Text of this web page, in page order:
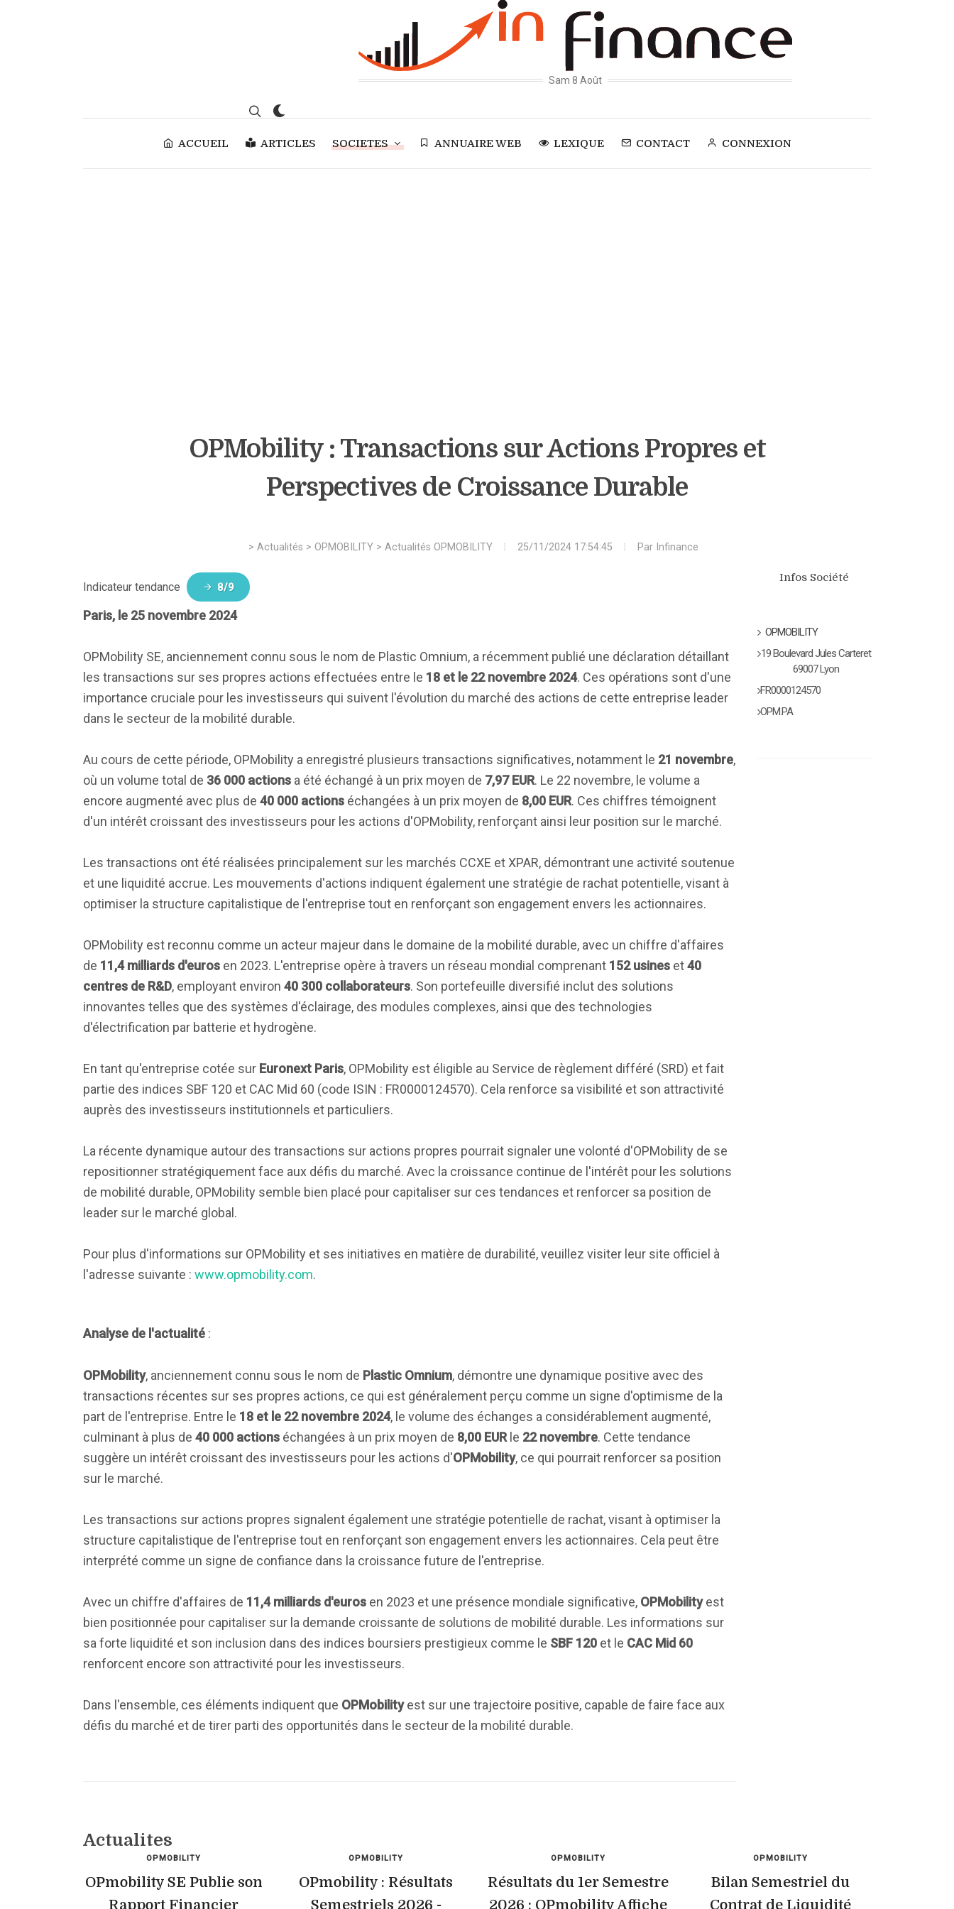
Sam 8 Août
ACCUEIL ARTICLES SOCIETES ANNUAIRE WEB LEXIQUE CONTACT CONNEXION
OPMobility : Transactions sur Actions Propres et
Perspectives de Croissance Durable
> Actualités > OPMOBILITY> Actualités OPMOBILITY 25/11/2024 17:54:45 Par Infinance
Indicateur tendance 8/9
Paris, le 25 novembre 2024
OPMobility SE, anciennement connu sous le nom de Plastic Omnium, a récemment publié une déclaration détaillant
les transactions sur ses propres actions effectuées entre le 18 et le 22 novembre 2024. Ces opérations sont d'une
importance cruciale pour les investisseurs qui suivent l'évolution du marché des actions de cette entreprise leader
dans le secteur de la mobilité durable.
Au cours de cette période, OPMobility a enregistré plusieurs transactions significatives, notamment le 21 novembre,
où un volume total de 36 000 actions a été échangé à un prix moyen de 7,97 EUR. Le 22 novembre, le volume a
encore augmenté avec plus de 40 000 actions échangées à un prix moyen de 8,00 EUR. Ces chiffres témoignent
d'un intérêt croissant des investisseurs pour les actions d'OPMobility, renforçant ainsi leur position sur le marché.
Les transactions ont été réalisées principalement sur les marchés CCXE et XPAR, démontrant une activité soutenue
et une liquidité accrue. Les mouvements d'actions indiquent également une stratégie de rachat potentielle, visant à
optimiser la structure capitalistique de l'entreprise tout en renforçant son engagement envers les actionnaires.
OPMobility est reconnu comme un acteur majeur dans le domaine de la mobilité durable, avec un chiffre d'affaires
de 11,4 milliards d'euros en 2023. L'entreprise opère à travers un réseau mondial comprenant 152 usines et40
centres de R&D, employant environ 40 300 collaborateurs. Son portefeuille diversifié inclut des solutions
innovantes telles que des systèmes d'éclairage, des modules complexes, ainsi que des technologies
d'électrification par batterie et hydrogène.
En tant qu'entreprise cotée sur Euronext Paris, OPMobility est éligible au Service de règlement différé (SRD) et fait
partie des indices SBF 120 et CAC Mid 60 (code ISIN : FR0000124570). Cela renforce sa visibilité et son attractivité
auprès des investisseurs institutionnels et particuliers.
La récente dynamique autour des transactions sur actions propres pourrait signaler une volonté d'OPMobility de se
repositionner stratégiquement face aux défis du marché. Avec la croissance continue de l'intérêt pour les solutions
de mobilité durable, OPMobility semble bien placé pour capitaliser sur ces tendances et renforcer sa position de
leader sur le marché global.
Pour plus d'informations sur OPMobility et ses initiatives en matière de durabilité, veuillez visiter leur site officiel à
l'adresse suivante : www.opmobility.com.
Analyse de l'actualité :
OPMobility, anciennement connu sous le nom de Plastic Omnium, démontre une dynamique positive avec des
transactions récentes sur ses propres actions, ce qui est généralement perçu comme un signe d'optimisme de la
part de l'entreprise. Entre le 18 et le 22 novembre 2024, le volume des échanges a considérablement augmenté,
culminant à plus de 40 000 actions échangées à un prix moyen de 8,00 EUR le 22 novembre. Cette tendance
suggère un intérêt croissant des investisseurs pour les actions d'OPMobility, ce qui pourrait renforcer sa position
sur le marché.
Les transactions sur actions propres signalent également une stratégie potentielle de rachat, visant à optimiser la
structure capitalistique de l'entreprise tout en renforçant son engagement envers les actionnaires. Cela peut être
interprété comme un signe de confiance dans la croissance future de l'entreprise.
Avec un chiffre d'affaires de 11,4 milliards d'euros en 2023 et une présence mondiale significative, OPMobilityest
bien positionnée pour capitaliser sur la demande croissante de solutions de mobilité durable. Les informations sur
sa forte liquidité et son inclusion dans des indices boursiers prestigieux comme le SBF 120 et le CAC Mid 60
renforcent encore son attractivité pour les investisseurs.
Dans l'ensemble, ces éléments indiquent que OPMobilityest sur une trajectoire positive, capable de faire face aux
défis du marché et de tirer parti des opportunités dans le secteur de la mobilité durable.
Infos Société
OPMOBILITY
19 Boulevard Jules Carteret
69007 Lyon
FR0000124570
OPM.PA
Actualites
OPMOBILITY
OPmobility SE Publie son
Rapport Financier
OPMOBILITY
OPmobility : Résultats
Semestriels 2026 -
OPMOBILITY
Résultats du 1er Semestre
2026 : OPmobility Affiche
OPMOBILITY
Bilan Semestriel du
Contrat de Liquidité